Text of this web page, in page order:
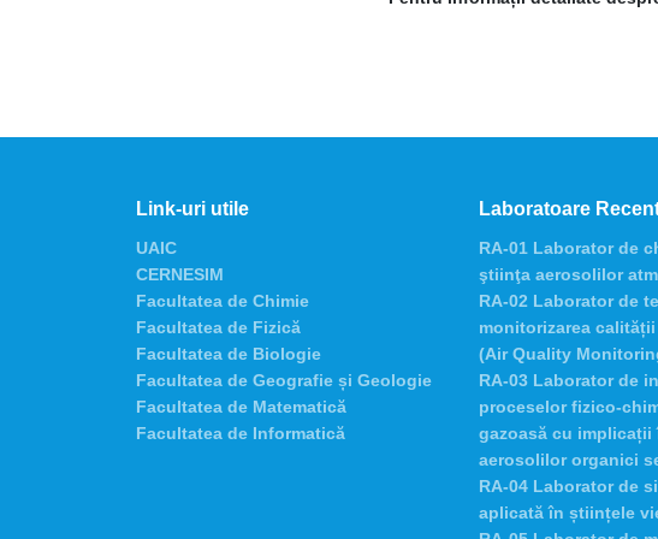
Link-uri utile
UAIC
CERNESIM
Facultatea de Chimie
Facultatea de Fizică
Facultatea de Biologie
Facultatea de Geografie și Geologie
Facultatea de Matematică
Facultatea de Informatică
Laboratoare
RA-01 Laborator de
ştiinţa aerosolilor
RA-02 Laborator de
monitorizarea
(Air Quality
RA-03 Laborator de
proceselor fizico-
gazoasă cu implicații
aerosolilor organici
RA-04 Laborator de
aplicată în științele